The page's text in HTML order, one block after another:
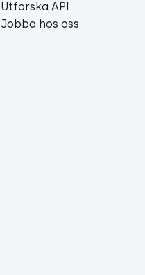
Utforska API
Jobba hos oss